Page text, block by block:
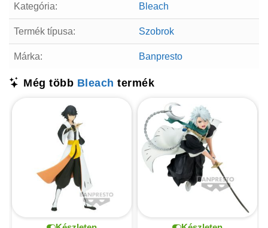
Kategória: Bleach
Termék típusa: Szobrok
Márka: Banpresto
Még több Bleach termék